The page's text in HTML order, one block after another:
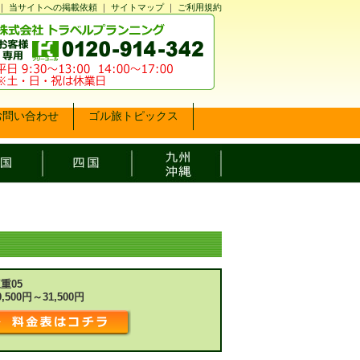
｜ 当サイトへの掲載依頼 ｜ サイトマップ｜ ご利用規約
問い合わせ ゴル旅トピックス
05
円～31,500円